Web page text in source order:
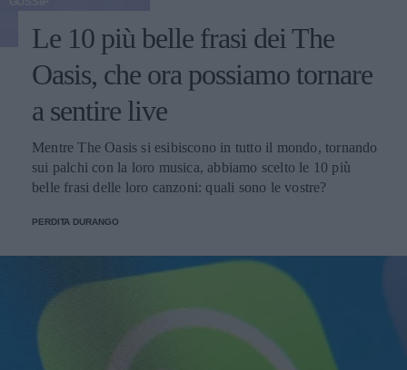
Le 10 più belle frasi dei The
Oasis, che ora possiamo tornare
a sentire live
Mentre The Oasis si esibiscono in tutto il mondo, tornando
sui palchi con la loro musica, abbiamo scelto le 10 più
belle frasi delle loro canzoni: quali sono le vostre?
PERDITA DURANGO